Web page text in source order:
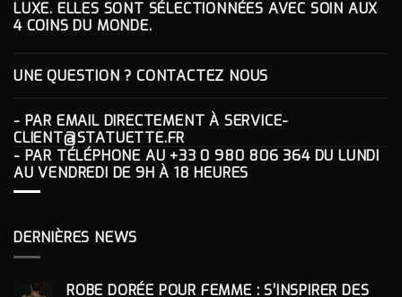
LUXE. ELLES SONT SÉLECTIONNÉES AVEC SOIN AUX
4 COINS DU MONDE.
UNE QUESTION ? CONTACTEZ NOUS
- PAR EMAIL DIRECTEMENT À SERVICE-
CLIENT@STATUETTE.FR
- PAR TÉLÉPHONE AU +33 0 980 806 364DU LUNDI
AU VENDREDI DE 9H À 18 HEURES
DERNIÈRES NEWS
ROBE DORÉE POUR FEMME : S’INSPIRER DES